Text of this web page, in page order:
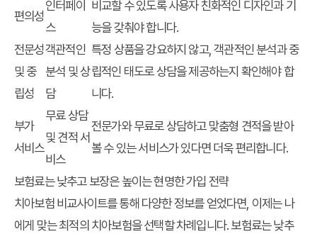
편의성
인터페이
스
비교할 수 있도록 사용자 친화적인 디자인과 기
능을 갖춰야 합니다.
전문성
및 중
립성
객관적인
분석 및 상
담
특정 상품을 강요하지 않고, 객관적인 분석과 중
립적인 태도로 상담을 제공하는지 확인해야 합
니다.
부가
서비스
무료 상담
및 견적 서
비스
전문가와 무료로 상담하고 맞춤형 견적을 받아
볼 수 있는 서비스가 있다면 더욱 편리합니다.
보험료는 낮추고 보장은 높이는 현명한 가입 전략
치아보험 비교사이트를 통해 다양한 정보를 얻었다면, 이제는 나
에게 맞는 최적의 치아보험을 선택할 차례입니다.보험료는 낮추